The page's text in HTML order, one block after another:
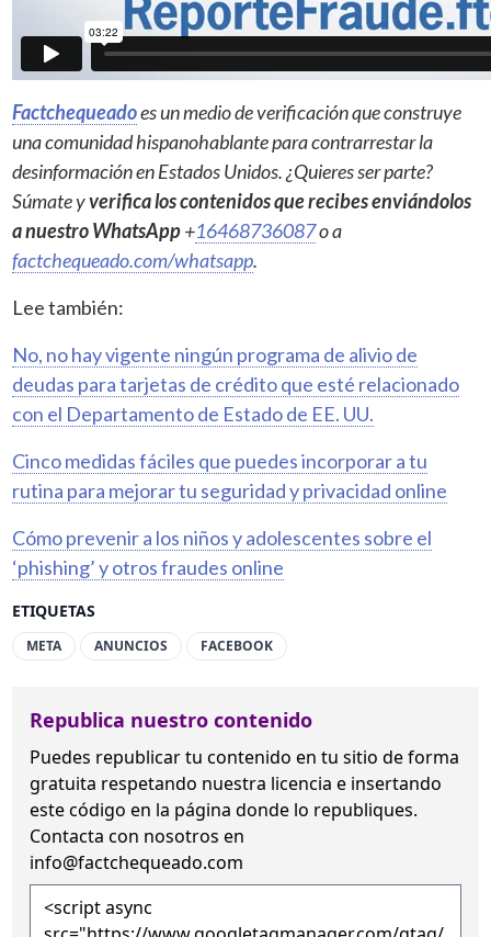
ETIQUETAS
META ANUNCIOS FACEBOOK
Factchequeadoes un medio de verificación que construye
una comunidad hispanohablante para contrarrestar la
desinformación en Estados Unidos. ¿Quieres ser parte?
Súmate yverifica los contenidos que recibes enviándolos
a nuestro WhatsApp+16468736087o a
factchequeado.com/whatsapp.
Lee también:
No, no hay vigente ningún programa de alivio de
deudas para tarjetas de crédito que esté relacionado
con el Departamento de Estado de EE. UU.
Cinco medidas fáciles que puedes incorporar a tu
rutina para mejorar tu seguridad y privacidad online
Cómo prevenir a los niños y adolescentes sobre el
‘phishing’ y otros fraudes online
Republica nuestro contenido
Puedes republicar tu contenido en tu sitio de forma
gratuita respetando nuestra licencia e insertando
este código en la página donde lo republiques.
Contacta con nosotros en
info@factchequeado.com